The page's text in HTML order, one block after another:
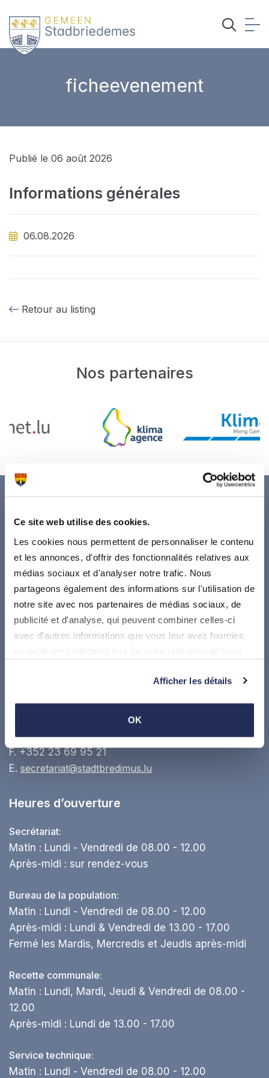
Ce site web utilise des cookies.
Les cookies nous permettent de personnaliser le contenu
et les annonces, d'offrir des fonctionnalités relatives aux
médias sociaux et d'analyser notre trafic. Nous
partageons également des informations sur l'utilisation de
notre site avec nos partenaires de médias sociaux, de
publicité et d'analyse, qui peuvent combiner celles-ci
avec d'autres informations que vous leur avez fournies
Afficher les détails
OK
ficheevenement
Publié le 06 août 2026
Informations générales
06.08.2026
Retour au listing
Nos partenaires
Suivez-nous sur
Où nous trouver
Administration communale de Stadtbredimus
Google maps
T.+352 23 69 62 1
F. +352 23 69 95 21
E. secretariat@stadtbredimus.lu
Heures d’ouverture
Secrétariat:
Matin : Lundi - Vendredi de 08.00 - 12.00
Après-midi : sur rendez-vous
Bureau de la population:
Matin : Lundi - Vendredi de 08.00 - 12.00
Après-midi : Lundi & Vendredi de 13.00 - 17.00
Fermé les Mardis, Mercredis et Jeudis après-midi
Recette communale:
Matin : Lundi, Mardi, Jeudi & Vendredi de 08.00 -
12.00
Après-midi : Lundi de 13.00 - 17.00
Service technique:
Matin : Lundi - Vendredi de 08.00 - 12.00